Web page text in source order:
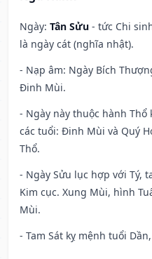
Ngày: Tân Sửu - tức Chi
là ngày cát (nghĩa nhật).
- Nạp âm: Ngày Bích
Đinh Mùi.
- Ngày này thuộc hành
các tuổi: Đinh Mùi và Quý
Thổ.
- Ngày Sửu lục hợp với Tý,
Kim cục. Xung Mùi, hình
Mùi.
- Tam Sát kỵ mệnh tuổi